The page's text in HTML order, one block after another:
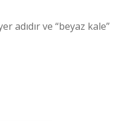
adıdır ve “beyaz kale”